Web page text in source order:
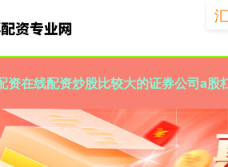
资在线配资炒股比较大的证券公司a股